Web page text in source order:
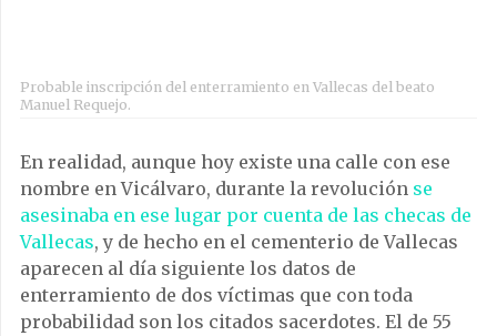
Probable inscripción del enterramiento en Vallecas del beato
Manuel Requejo.
En realidad, aunque hoy existe una calle con ese
nombre en Vicálvaro, durante la revolución se
asesinaba en ese lugar por cuenta de las checas de
Vallecas, y de hecho en el cementerio de Vallecas
aparecen al día siguiente los datos de
enterramiento de dos víctimas que con toda
probabilidad son los citados sacerdotes. El de 55